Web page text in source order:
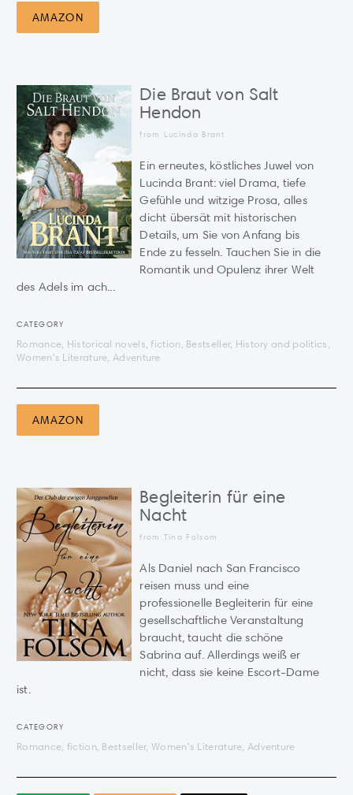
AMAZON
Die Braut von Salt
Hendon
from Lucinda Brant
Ein erneutes, köstliches Juwel von
Lucinda Brant: viel Drama, tiefe
Gefühle und witzige Prosa, alles
dicht übersät mit historischen
Details, um Sie von Anfang bis
Ende zu fesseln. Tauchen Sie in die
Romantik und Opulenz ihrer Welt
des Adels im ach...
CATEGORY
Romance, Historical novels, fiction, Bestseller, History and politics,
Women's Literature, Adventure
AMAZON
Begleiterin für eine
Nacht
from Tina Folsom
Als Daniel nach San Francisco
reisen muss und eine
professionelle Begleiterin für eine
gesellschaftliche Veranstaltung
braucht, taucht die schöne
Sabrina auf. Allerdings weiß er
nicht, dass sie keine Escort-Dame
ist.
CATEGORY
Romance, fiction, Bestseller, Women's Literature, Adventure